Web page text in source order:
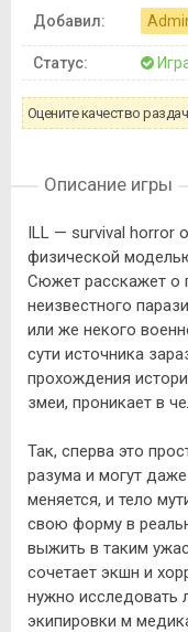
Добавил:
Статус:
Оцените качество
Описание игры
ILL — survival horror
физической
Сюжет расскажет о
неизвестного
или же некого
сути источника
прохождения
змеи, проникает в
Так, сперва это
разума и могут
меняется, и тело
свою форму в
выжить в таким
сочетает экшн и
нужно исследовать
экипировки м